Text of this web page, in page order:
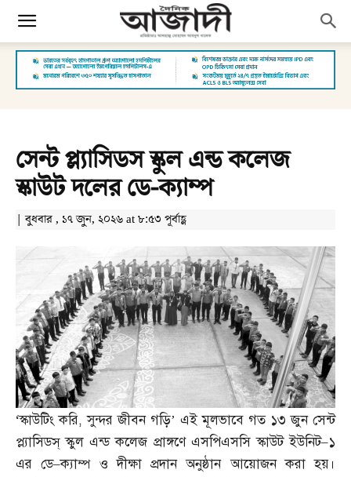
সেন্ট প্ল্যাসিডস স্কুল এন্ড কলেজ
স্কাউট দলের ডে-ক্যাম্প
| বুধবার , ১৭ জুন, ২০২৬ at ৮:৫৩ পূর্বাহ্ণ
‘স্কাউটিং করি,সুন্দর জীবন গড়ি’ এই মূলভাবে গত ১৩ জুন সেন্ট
প্ল্যাসিডস্‌ স্কুল এন্ড কলেজ প্রাঙ্গণে এসপিএসসি স্কাউট ইউনিট–১
এর ডে–ক্যাম্প ও দীক্ষা প্রদান অনুষ্ঠান আয়োজন করা হয়।